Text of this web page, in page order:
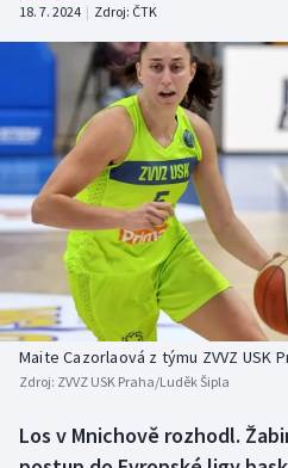
DALŠÍ SPORTY
Americký fotbal
Baseball a softbal
Basketbal
Biatlon
Boby a skeleton
Box
NEPŘEHLÉDNĚTE
Soutěže
Historické návraty
Aplikace ČT sport
AZ kvíz
18. 7. 2024 | Zdroj: ČTK
Maite Cazorlaová z týmu ZVVZ USK
Zdroj: ZVVZ USK Praha/Luděk Šipla
Los v Mnichově rozhodl.